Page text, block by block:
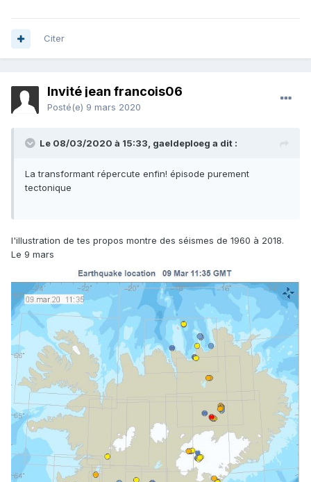
Citer
Invité jean francois06
Posté(e) 9 mars 2020
Le 08/03/2020 à 15:33, gaeldeploeg a dit :
La transformant répercute enfin! épisode purement
tectonique
l'illustration de tes propos montre des séismes de 1960 à 2018.
Le 9 mars